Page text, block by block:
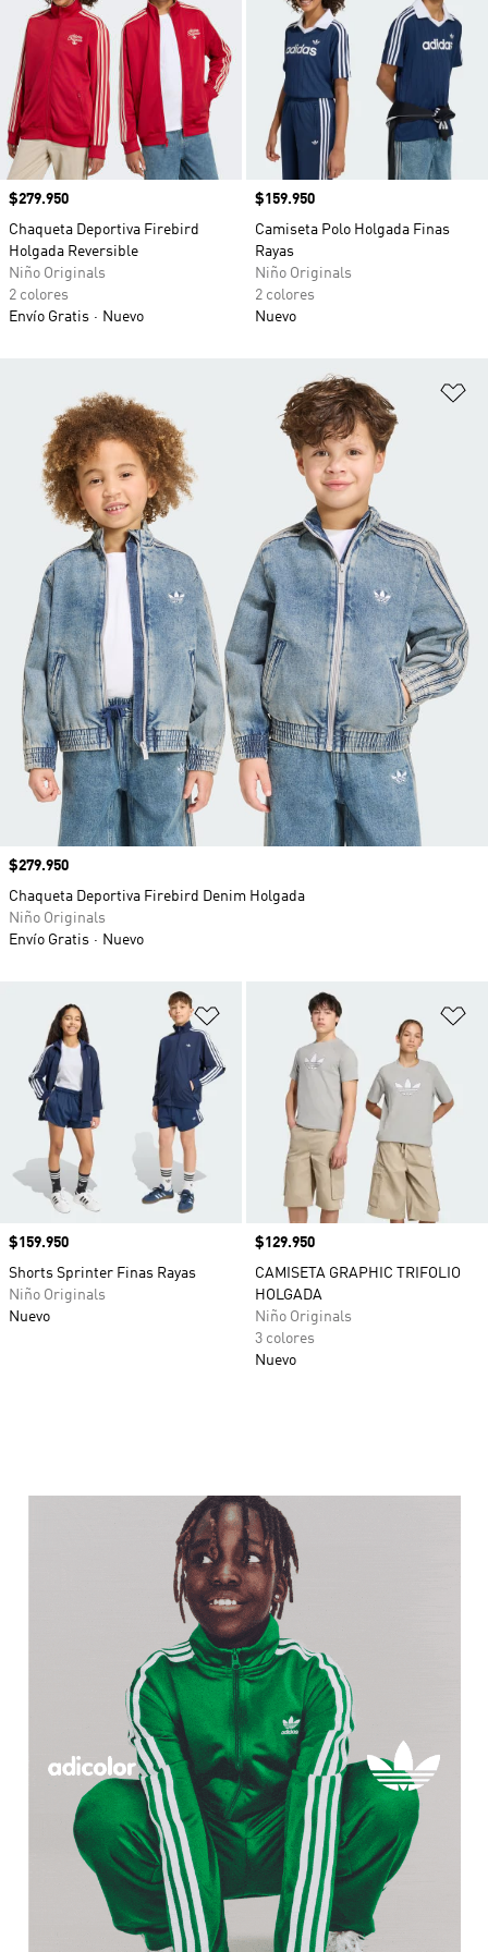
Precio
$279.950
Chaqueta Deportiva Firebird
Holgada Reversible
Niño Originals
2 colores
Envío Gratis
Nuevo
Precio
$159.950
Camiseta Polo Holgada Finas
Rayas
Niño Originals
2 colores
Nuevo
Añadir a la lista de deseos
Precio
$159.950
Shorts Sprinter Finas Rayas
Niño Originals
Nuevo
Precio
$129.950
CAMISETA GRAPHIC TRIFOLIO
HOLGADA
Niño Originals
3 colores
Nuevo
Precio
$279.950
Chaqueta Deportiva Firebird Denim Holgada
Niño Originals
Envío Gratis
Nuevo